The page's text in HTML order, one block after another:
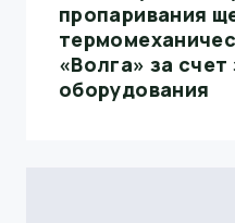
пропаривания
«Волга» за
оборудования